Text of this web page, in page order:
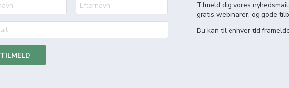
TILMELD
Tilmeld dig vores
gratis webinarer, og gode
Du kan til enhver tid